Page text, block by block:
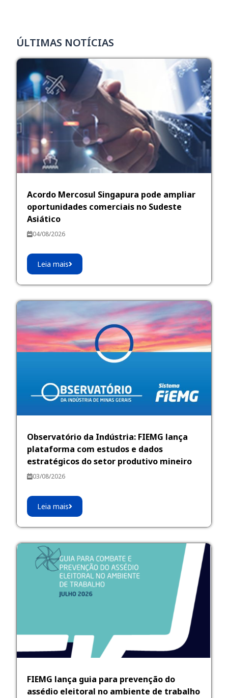
ÚLTIMAS NOTÍCIAS
Acordo Mercosul Singapura pode ampliar
oportunidades comerciais no Sudeste
Asiático
04/08/2026
Leia mais
Observatório da Indústria: FIEMG lança
plataforma com estudos e dados
estratégicos do setor produtivo mineiro
03/08/2026
Leia mais
FIEMG lança guia para prevenção do
assédio eleitoral no ambiente de trabalho